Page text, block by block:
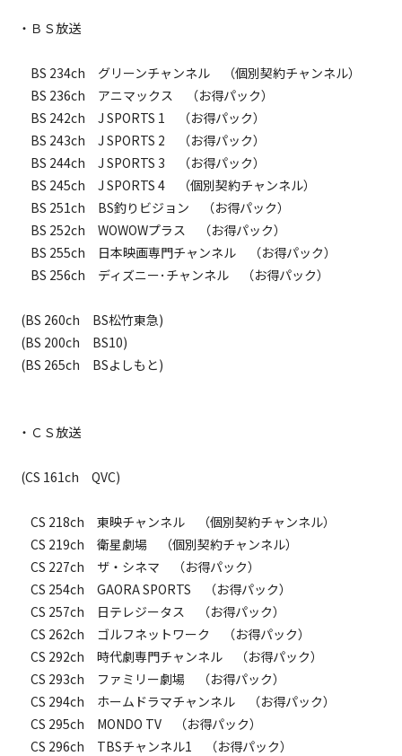
・ＢＳ放送
BS 234ch　グリーンチャンネル　（個別契約チャンネル）
BS 236ch　アニマックス　（お得パック）
BS 242ch　J SPORTS 1　（お得パック）
BS 243ch　J SPORTS 2　（お得パック）
BS 244ch　J SPORTS 3　（お得パック）
BS 245ch　J SPORTS 4　（個別契約チャンネル）
BS 251ch　BS釣りビジョン　（お得パック）
BS 252ch　WOWOWプラス　（お得パック）
BS 255ch　日本映画専門チャンネル　（お得パック）
BS 256ch　ディズニー･チャンネル　（お得パック）
(BS 260ch　BS松竹東急)
(BS 200ch　BS10)
(BS 265ch　BSよしもと)
・ＣＳ放送
(CS 161ch　QVC)
CS 218ch　東映チャンネル　（個別契約チャンネル）
CS 219ch　衛星劇場　（個別契約チャンネル）
CS 227ch　ザ・シネマ　（お得パック）
CS 254ch　GAORA SPORTS　（お得パック）
CS 257ch　日テレジータス　（お得パック）
CS 262ch　ゴルフネットワーク　（お得パック）
CS 292ch　時代劇専門チャンネル　（お得パック）
CS 293ch　ファミリー劇場　（お得パック）
CS 294ch　ホームドラマチャンネル　（お得パック）
CS 295ch　MONDO TV　（お得パック）
CS 296ch　TBSチャンネル1　（お得パック）